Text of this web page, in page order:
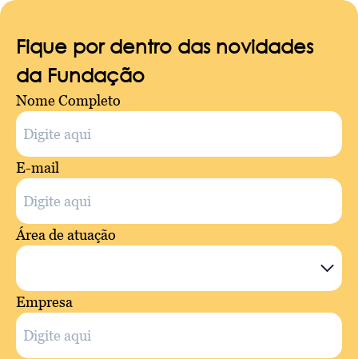
Fique por dentro das novidades
da Fundação
Nome Completo
E-mail
Área de atuação
Empresa